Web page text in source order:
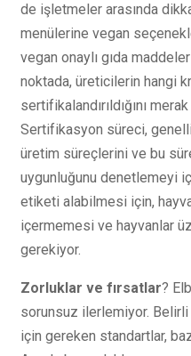
de işletmeler arasında
menülerine vegan
vegan onaylı gıda
noktada, üreticilerin hangi
sertifikalandırıldığını
Sertifikasyon süreci,
üretim süreçlerini ve bu
uygunluğunu denetlemeyi
etiketi alabilmesi için,
içermemesi ve hayvanlar
gerekiyor.
Zorluklar ve fırsatlar?
sorunsuz ilerlemiyor. Belirli
için gereken standartlar,